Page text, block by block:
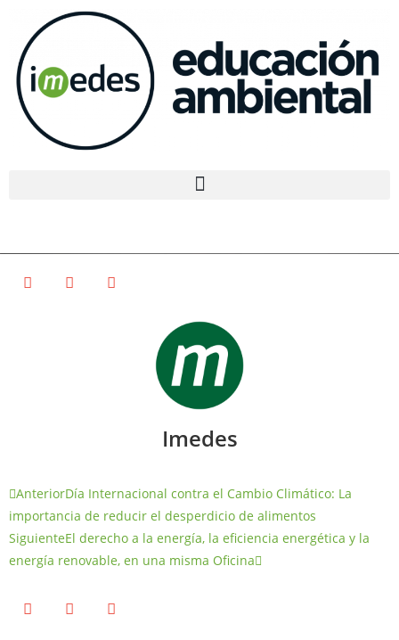
Imedes
AnteriorDía Internacional contra el Cambio Climático: La
importancia de reducir el desperdicio de alimentos
SiguienteEl derecho a la energía, la eficiencia energética y la
energía renovable, en una misma Oficina